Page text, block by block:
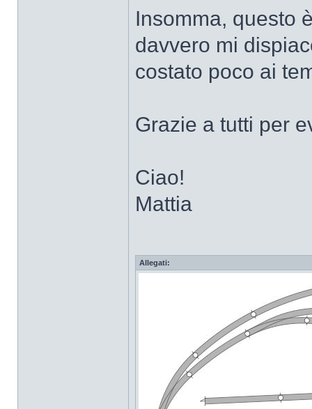
Insomma, questo
davvero mi
costato poco ai
Grazie a tutti per
Ciao!
Mattia
Allegati: